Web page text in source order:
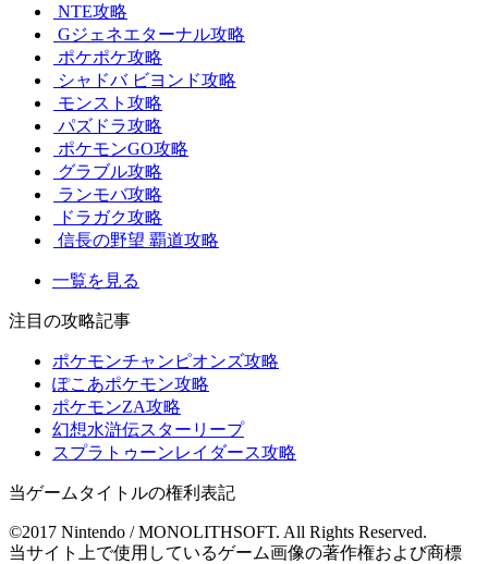
NTE攻略
Gジェネエターナル攻略
ポケポケ攻略
シャドバ ビヨンド攻略
モンスト攻略
パズドラ攻略
ポケモンGO攻略
グラブル攻略
ランモバ攻略
ドラガク攻略
信長の野望 覇道攻略
一覧を見る
注目の攻略記事
ポケモンチャンピオンズ攻略
ぽこあポケモン攻略
ポケモンZA攻略
幻想水滸伝スターリープ
スプラトゥーンレイダース攻略
当ゲームタイトルの権利表記
©2017 Nintendo / MONOLITHSOFT. All Rights Reserved.
当サイト上で使用しているゲーム画像の著作権および商標